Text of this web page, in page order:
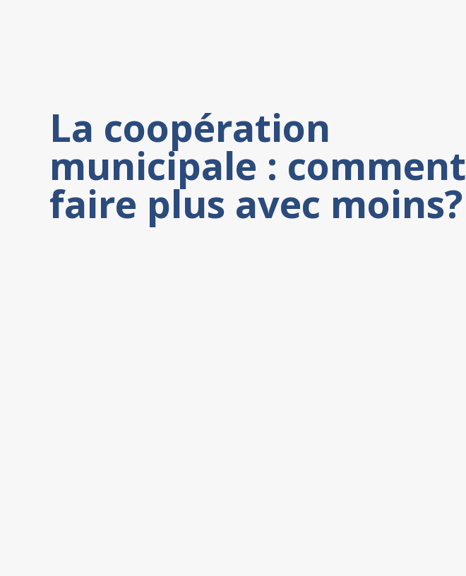
La coopération
municipale : comment
faire plus avec moins?